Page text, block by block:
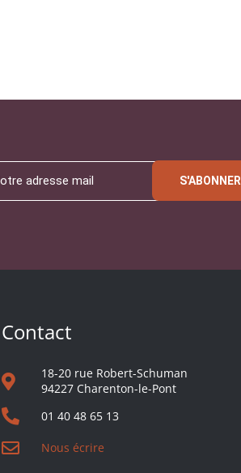
S'ABONNER
Contact
18-20 rue Robert-Schuman
94227 Charenton-le-Pont
01 40 48 65 13
Nous écrire